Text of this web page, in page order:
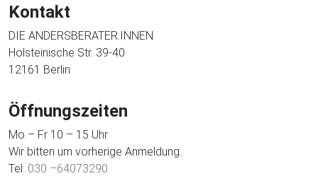
Kontakt
DIE ANDERSBERATER:INNEN
Holsteinische Str. 39-40
12161 Berlin
Öffnungszeiten
Mo – Fr 10 – 15 Uhr
Wir bitten um vorherige Anmeldung.
Tel: 030 –64073290